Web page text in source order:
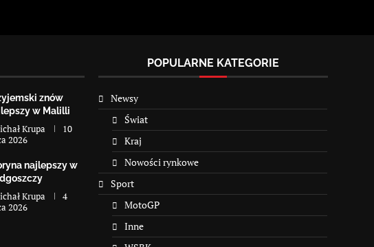
znów
w Malilli
Krupa
10
2026
najlepszy w
Krupa
4
2026
POPULARNE KATEGORIE
Newsy
Świat
Kraj
Nowości rynkowe
Sport
MotoGP
Inne